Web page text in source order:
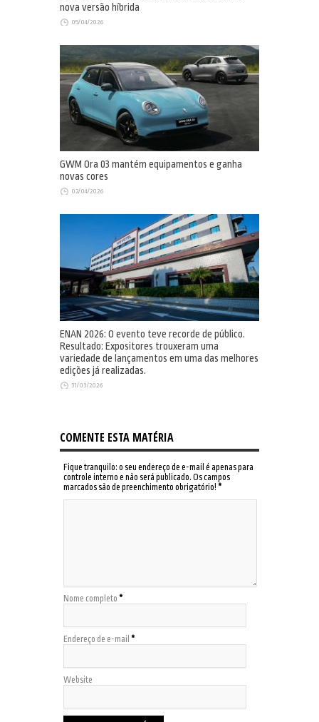
nova versão híbrida
05/04/2026
GWM Ora 03 mantém equipamentos e ganha
novas cores
02/04/2026
ENAN 2026: O evento teve recorde de público.
Resultado: Expositores trouxeram uma
variedade de lançamentos em uma das melhores
edições já realizadas.
31/03/2026
COMENTE ESTA MATÉRIA
Fique tranquilo: o seu endereço de e-mail é apenas para
controle interno e não será publicado. Os campos
marcados são de preenchimento obrigatório! *
Nome completo *
Endereço de e-mail *
Website